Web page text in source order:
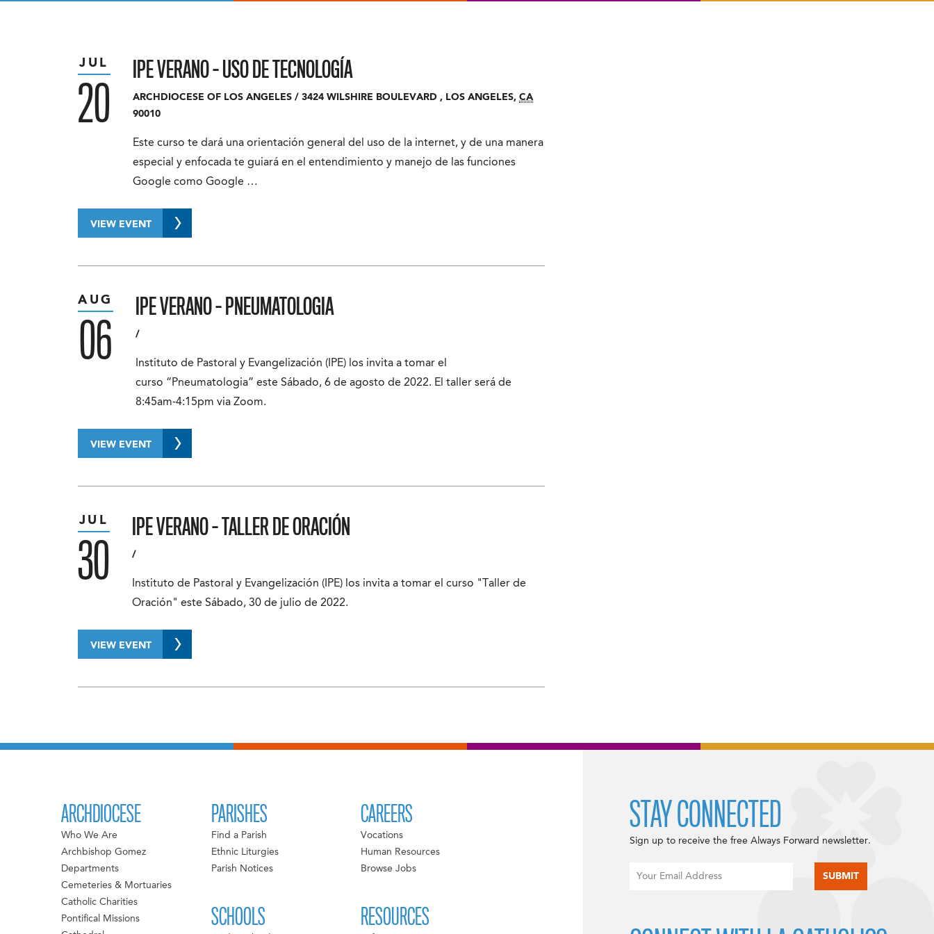
IPE VERANO – USO DE TECNOLOGÍA
ARCHDIOCESE OF LOS ANGELES / 3424 WILSHIRE BOULEVARD , LOS ANGELES, CA
90010
Este curso te dará una orientación general del uso de la internet, y de una manera
especial y enfocada te guiará en el entendimiento y manejo de las funciones
Google como Google …
JUL
20
VIEW EVENT
IPE VERANO – PNEUMATOLOGIA
/
Instituto de Pastoral y Evangelización (IPE) los invita a tomar el
curso “Pneumatologia” este Sábado, 6 de agosto de 2022. El taller será de
8:45am-4:15pm via Zoom.
AUG
06
VIEW EVENT
IPE VERANO – TALLER DE ORACIÓN
/
Instituto de Pastoral y Evangelización (IPE) los invita a tomar el curso "Taller de
Oración" este Sábado, 30 de julio de 2022.
JUL
30
VIEW EVENT
ARCHDIOCESE
Who We Are
Archbishop Gomez
Departments
Cemeteries & Mortuaries
Catholic Charities
Pontifical Missions
PARISHES
Find a Parish
Ethnic Liturgies
Parish Notices
SCHOOLS
CAREERS
Vocations
Human Resources
Browse Jobs
RESOURCES
STAY CONNECTED
Sign up to receive the free Always Forward newsletter.